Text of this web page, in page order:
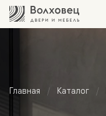
Главная Каталог